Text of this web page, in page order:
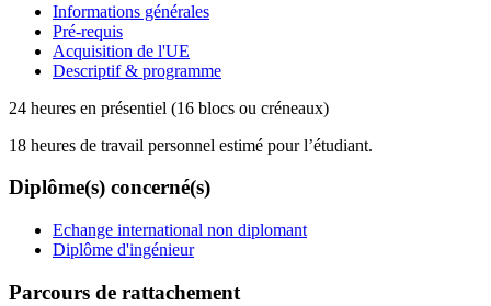
Informations générales
Pré-requis
Acquisition de l'UE
Descriptif & programme
24 heures en présentiel (16 blocs ou créneaux)
18 heures de travail personnel estimé pour l’étudiant.
Diplôme(s) concerné(s)
Echange international non diplomant
Diplôme d'ingénieur
Parcours de rattachement